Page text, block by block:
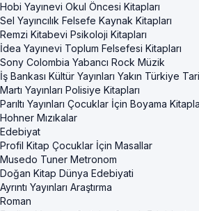
Hobi Yayınevi Okul Öncesi Kitapları
Sel Yayıncılık Felsefe Kaynak Kitapları
Remzi Kitabevi Psikoloji Kitapları
İdea Yayınevi Toplum Felsefesi Kitapları
Sony Colombia Yabancı Rock Müzik
İş Bankası Kültür Yayınları Yakın Türkiye
Martı Yayınları Polisiye Kitapları
Parıltı Yayınları Çocuklar İçin Boyama
Hohner Mızıkalar
Edebiyat
Profil Kitap Çocuklar İçin Masallar
Musedo Tuner Metronom
Doğan Kitap Dünya Edebiyati
Ayrıntı Yayınları Araştırma
Roman